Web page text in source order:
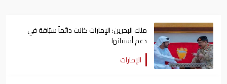
ملك البحرين: الإمارات كانت دائماً سبّاقة في
دعم أشقائها
الإمارات